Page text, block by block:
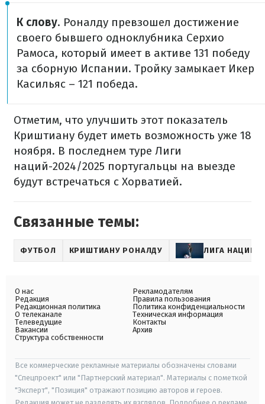
К слову. Роналду превзошел достижение
своего бывшего одноклубника Серхио
Рамоса, который имеет в активе 131 победу
за сборную Испании. Тройку замыкает Икер
Касильяс – 121 победа.
Отметим, что улучшить этот показатель
Криштиану будет иметь возможность уже 18
ноября. В последнем туре Лиги
наций-2024/2025 португальцы на выезде
будут встречаться с Хорватией.
Связанные темы:
ФУТБОЛ КРИШТИАНУ РОНАЛДУ ЛИГА НАЦИЙ
О нас
Редакция
Редакционная политика
О телеканале
Телеведущие
Вакансии
Структура собственности
Рекламодателям
Правила пользования
Политика конфиденциальности
Техническая информация
Контакты
Архив
Все коммерческие рекламные материалы обозначены словами
"Спецпроект" или "Партнерский материал". Материалы с пометкой
"Эксперт", "Позиция" отражают позицию авторов и героев.